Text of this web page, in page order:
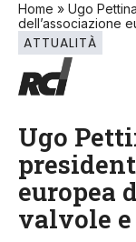
Home » Ugo
dell’associazione
ATTUALITÀ
Ugo
europea
valvole